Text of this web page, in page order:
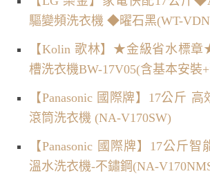
驅變頻洗衣機 ◆曜石黑(WT-
【Kolin 歌林】★金級省水標
槽洗衣機BW-17V05(含基本安裝
【Panasonic 國際牌】17公斤
滾筒洗衣機 (NA-V170SW)
【Panasonic 國際牌】17公斤智
溫水洗衣機-不鏽鋼(NA-